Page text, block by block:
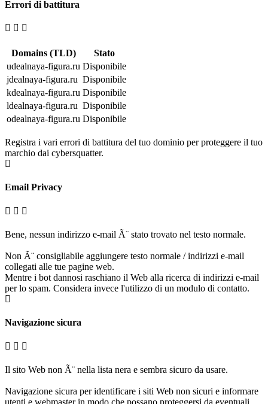
Errori di battitura
Domains (TLD)
Stato
udealnaya-figura.ru Disponibile
jdealnaya-figura.ru Disponibile
kdealnaya-figura.ru Disponibile
ldealnaya-figura.ru Disponibile
odealnaya-figura.ru Disponibile
Registra i vari errori di battitura del tuo dominio per proteggere il tuo
marchio dai cybersquatter.
Email Privacy
Bene, nessun indirizzo e-mail Ã¨ stato trovato nel testo normale.
Non Ã¨ consigliabile aggiungere testo normale / indirizzi e-mail
collegati alle tue pagine web.
Mentre i bot dannosi raschiano il Web alla ricerca di indirizzi e-mail
per lo spam. Considera invece l'utilizzo di un modulo di contatto.
Navigazione sicura
Il sito Web non Ã¨ nella lista nera e sembra sicuro da usare.
Navigazione sicura per identificare i siti Web non sicuri e informare
utenti e webmaster in modo che possano proteggersi da eventuali